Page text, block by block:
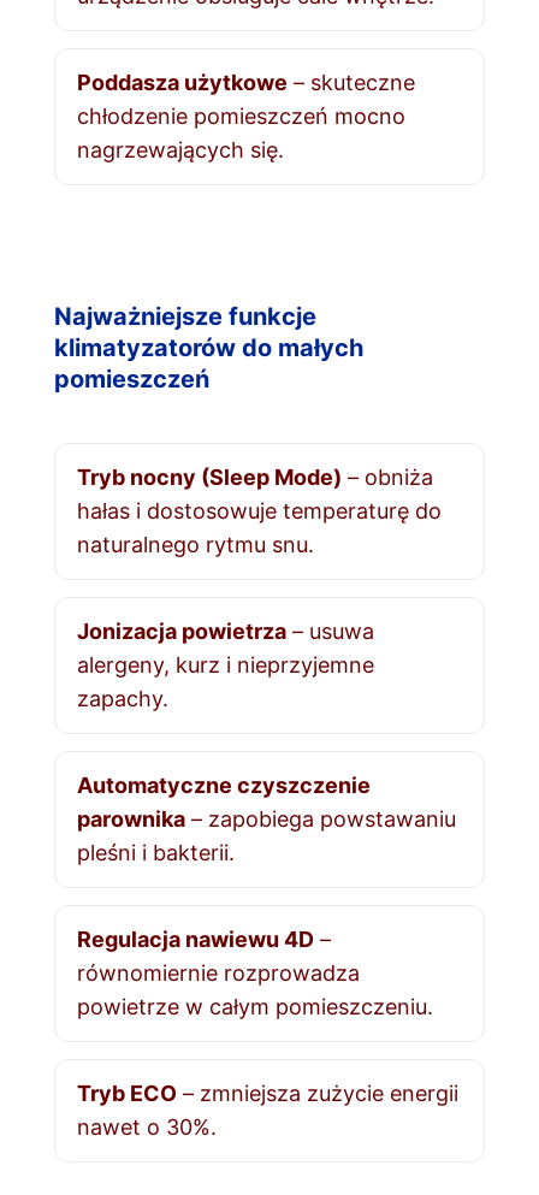
Poddasza użytkowe – skuteczne
chłodzenie pomieszczeń mocno
nagrzewających się.
Najważniejsze funkcje
klimatyzatorów do małych
pomieszczeń
Tryb nocny (Sleep Mode) – obniża
hałas i dostosowuje temperaturę do
naturalnego rytmu snu.
Jonizacja powietrza– usuwa
alergeny, kurz i nieprzyjemne
zapachy.
Automatyczne czyszczenie
parownika– zapobiega powstawaniu
pleśni i bakterii.
Regulacja nawiewu 4D–
równomiernie rozprowadza
powietrze w całym pomieszczeniu.
Tryb ECO– zmniejsza zużycie energii
nawet o 30%.